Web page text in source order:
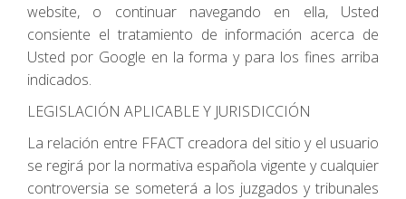
website, o continuar navegando en ella, Usted
consiente el tratamiento de información acerca de
Usted por Google en la forma y para los fines arriba
indicados.
LEGISLACIÓN APLICABLE Y JURISDICCIÓN
​La relación entre FFACT creadora del sitio y el usuario
se regirá por la normativa española vigente y cualquier
controversia se someterá a los juzgados y tribunales